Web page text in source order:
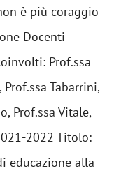
è più coraggio
Docenti
Prof.ssa
Tabarrini,
Prof.ssa Vitale,
2022 Titolo:
educazione alla